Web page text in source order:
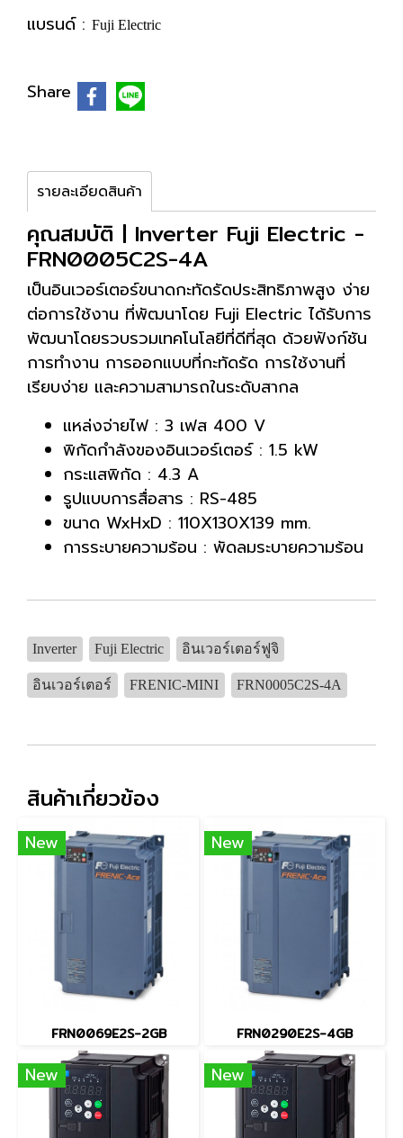
แบรนด์ : Fuji Electric
Share
รายละเอียดสินค้า
คุณสมบัติ | Inverter Fuji Electric -
FRN0005C2S-4A
เป็นอินเวอร์เตอร์ขนาดกะทัดรัดประสิทธิภาพสูง ง่าย
ต่อการใช้งาน ที่พัฒนาโดย Fuji Electric ได้รับการ
พัฒนาโดยรวบรวมเทคโนโลยีที่ดีที่สุด ด้วยฟังก์ชัน
การทำงาน การออกแบบที่กะทัดรัด การใช้งานที่
เรียบง่าย และความสามารถในระดับสากล
แหล่งจ่ายไฟ : 3 เฟส 400 V
พิกัดกำลังของอินเวอร์เตอร์ : 1.5 kW
กระแสพิกัด : 4.3 A
รูปแบบการสื่อสาร : RS-485
ขนาด WxHxD : 110X130X139 mm.
การระบายความร้อน : พัดลมระบายความร้อน
Inverter Fuji Electric อินเวอร์เตอร์ฟูจิ
อินเวอร์เตอร์ FRENIC-MINI FRN0005C2S-4A
สินค้าเกี่ยวข้อง
New
FRN0069E2S-2GB
New
FRN0290E2S-4GB
New New